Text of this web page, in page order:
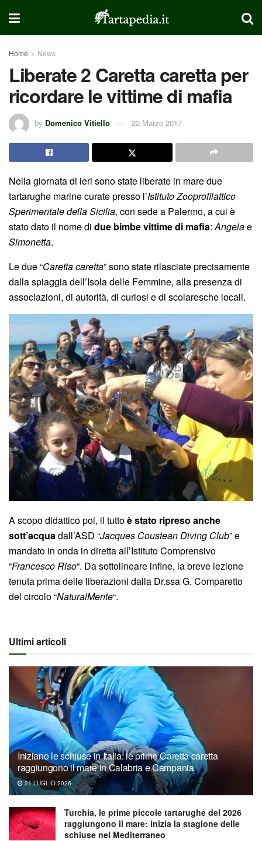
Home News
Liberate 2 Caretta caretta per
ricordare le vittime di mafia
by Domenico Vitiello 22 Marzo 2017
Nella giornata di ieri sono state liberate in mare due
tartarughe marine curate presso l’Istituto Zooprofilattico
Sperimentale della Sicilia, con sede a Palermo, a cui è
stato dato il nome di due bimbe vittime di mafia:Angelae
Simonetta.
Le due “Caretta caretta” sono state rilasciate precisamente
dalla spiaggia dell’Isola delle Femmine, alla presenza di
associazioni, di autorità, di curiosi e di scolaresche locali.
A scopo didattico poi, il tuttoè stato ripreso anche
sott’acquadall’ASD “Jacques Coustean Diving Club” e
mandato in onda in diretta all’Istituto Comprensivo
“Francesco Riso“. Da sottolineare infine, la breve lezione
tenuta prima delle liberazioni dalla Dr.ssa G. Comparetto
del circolo “NaturalMente“.
Ultimi articoli
Iniziano le schiuse in Italia: le prime Caretta caretta
raggiungono il mare in Calabria e Campania
21 LUGLIO 2026
Turchia, le prime piccole tartarughe del 2026
raggiungono il mare: inizia la stagione delle
schiuse nel Mediterraneo